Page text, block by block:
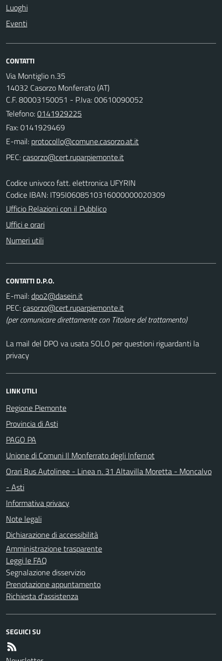
Luoghi
Eventi
CONTATTI
Via Montiglio n.35
14032 Casorzo Monferrato (AT)
C.F. 80003150051 - P.Iva: 00610090052
Telefono:0141929225
Fax: 0141929469
E-mail:
PEC:
Codice univoco fatt. elettronica UFYRIN
Codice IBAN: IT95I0608510316000000020309
Ufficio Relazioni con il Pubblico
Uffici e orari
Numeri utili
CONTATTI D.P.O.
E-mail:
PEC:
(per comunicare direttamente con Titolare del trattamento)
La mail del DPO va usata SOLO per questioni riguardanti la
privacy
LINK UTILI
Regione Piemonte
Provincia di Asti
PAGO PA
Unione di Comuni Il Monferrato degli Infernot
Orari Bus Autolinee - Linea n. 31 Altavilla Moretta - Moncalvo
- Asti
Informativa privacy
Note legali
Dichiarazione di accessibilità
Amministrazione trasparente
Leggi le FAQ
Segnalazione disservizio
Prenotazione appuntamento
Richiesta d'assistenza
SEGUICI SU